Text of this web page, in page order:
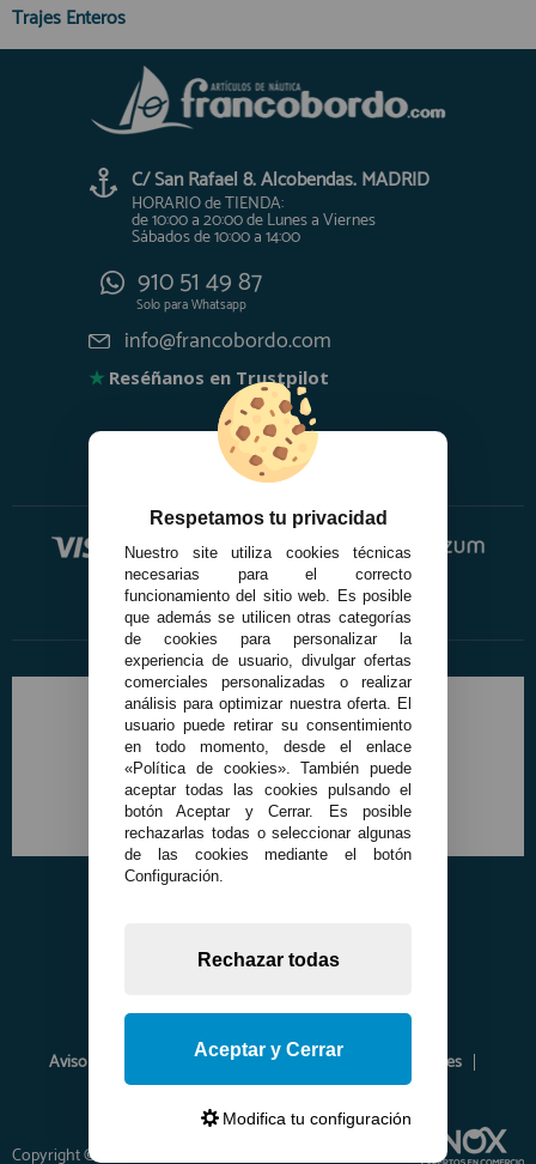
Trajes Enteros
C/ San Rafael 8. Alcobendas. MADRID
HORARIO de TIENDA:
de 10:00 a 20:00 de Lunes a Viernes
Sábados de 10:00 a 14:00
910 51 49 87
Solo paraWhatsapp
info@francobordo.com
★ Reséñanos en Trustpilot
Aviso Legal Política de Privacidad
Política de Cookies
Envíos y Devoluciones
Opiniones
Copyright © 2026 www.francobordo.com
Respetamos tu privacidad
Nuestro site utiliza cookies técnicas
necesarias para el correcto
funcionamiento del sitio web. Es posible
que además se utilicen otras categorías
de cookies para personalizar la
experiencia de usuario, divulgar ofertas
comerciales personalizadas o realizar
análisis para optimizar nuestra oferta. El
usuario puede retirar su consentimiento
en todo momento, desde el enlace
«Política de cookies». También puede
aceptar todas las cookies pulsando el
botón Aceptar y Cerrar. Es posible
rechazarlas todas o seleccionar algunas
de las cookies mediante el botón
Configuración.
Rechazar todas
Aceptar y Cerrar
Modifica tu configuración